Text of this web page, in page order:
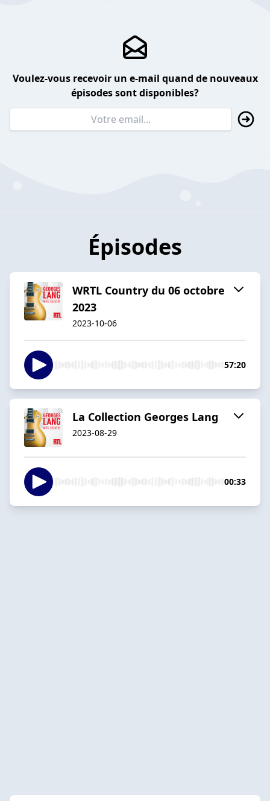
Voulez-vous recevoir un e-mail quand de nouveaux
épisodes sont disponibles?
Épisodes
WRTL Country du 06 octobre
2023
2023-10-06
57:20
La Collection Georges Lang
2023-08-29
00:33